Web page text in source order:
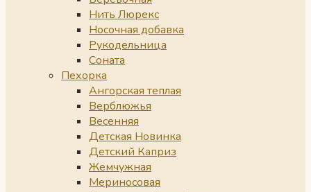
Нить Люрекс
Носочная добавка
Рукодельница
Соната
Пехорка
Ангорская теплая
Верблюжья
Весенняя
Детская Новинка
Детский Каприз
Жемчужная
Мериносовая